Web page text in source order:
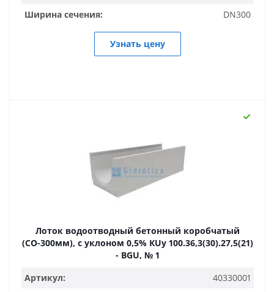
Ширина сечения:
DN300
Узнать цену
Лоток водоотводный бетонный коробчатый
(СО-300мм), с уклоном 0,5% КUу 100.36,3(30).27,5(21)
- BGU, № 1
Артикул:
40330001